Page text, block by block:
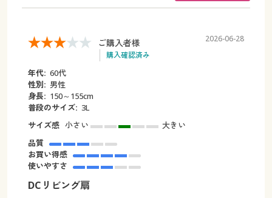
ご購入者様
購入確認済み
2026-06-28
年代: 60代
性別: 男性
身長: 150～155cm
普段のサイズ: 3L
サイズ感 小さい
大きい
品質
お買い得感
使いやすさ
DCリビング扇